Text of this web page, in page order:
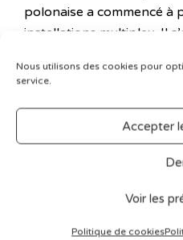
Nous utilisons des cookies pour
service.
Accepter
Voir les
Politique de cookies
polonaise a commencé à
installations multiplex. Il
L’émission pour les
C’est un émetteur plus
multiplex devrait être
d’opérateur multiplex a
émet également à partir
placé au-dessus. A Gora,